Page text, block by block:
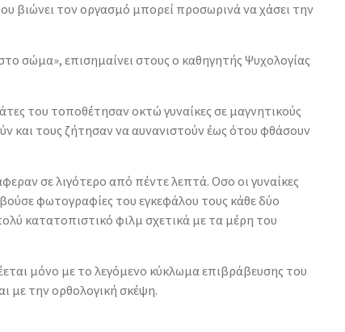
βιώνει τον οργασμό μπορεί προσωρινά να χάσει την
σώμα», επισημαίνει στους ο καθηγητής Ψυχολογίας
του τοποθέτησαν οκτώ γυναίκες σε μαγνητικούς
και τους ζήτησαν να αυνανιστούν έως ότου φθάσουν
σε λιγότερο από πέντε λεπτά. Οσο οι γυναίκες
φωτογραφίες του εγκεφάλου τους κάθε δύο
κατατοπιστικό φιλμ σχετικά με τα μέρη του
μόνο με το λεγόμενο κύκλωμα επιβράβευσης του
με την ορθολογική σκέψη.